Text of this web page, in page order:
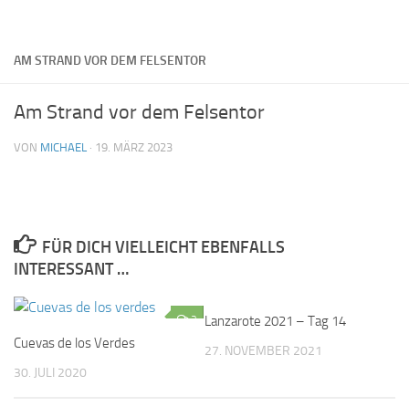
AM STRAND VOR DEM FELSENTOR
Am Strand vor dem Felsentor
VON MICHAEL · 19. MÄRZ 2023
FÜR DICH VIELLEICHT EBENFALLS
INTERESSANT …
2
Cuevas de los Verdes
30. JULI 2020
Lanzarote 2021 – Tag 14
27. NOVEMBER 2021